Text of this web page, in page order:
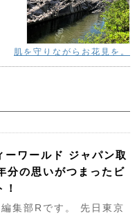
肌を守りながらお花見を。
ーワールド ジャパン取
分の思いがつまったビ
集部Rです。 先日東京